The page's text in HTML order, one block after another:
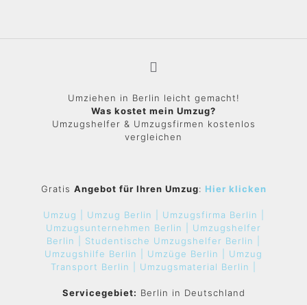
Umziehen in Berlin leicht gemacht!
Was kostet mein Umzug?
Umzugshelfer & Umzugsfirmen kostenlos
vergleichen
Gratis Angebot für Ihren Umzug: Hier klicken
Umzug | Umzug Berlin |
Umzugsfirma Berlin |
Umzugsunternehmen Berlin | Umzugshelfer
Berlin | Studentische Umzugshelfer Berlin |
Umzugshilfe Berlin | Umzüge Berlin | Umzug
Transport Berlin | Umzugsmaterial Berlin |
Servicegebiet: Berlin in Deutschland